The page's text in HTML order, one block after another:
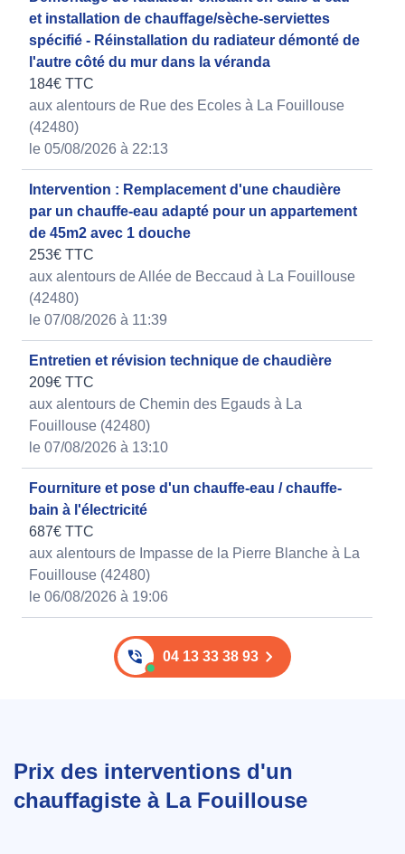
et installation de chauffage/sèche-serviettes
spécifié - Réinstallation du radiateur démonté de
l'autre côté du mur dans la véranda
184€ TTC
aux alentours de Rue des Ecoles à La Fouillouse
(42480)
le 05/08/2026 à 22:13
Intervention : Remplacement d'une chaudière
par un chauffe-eau adapté pour un appartement
de 45m2 avec 1 douche
253€ TTC
aux alentours de Allée de Beccaud à La Fouillouse
(42480)
le 07/08/2026 à 11:39
Entretien et révision technique de chaudière
209€ TTC
aux alentours de Chemin des Egauds à La
Fouillouse (42480)
le 07/08/2026 à 13:10
Fourniture et pose d'un chauffe-eau / chauffe-
bain à l'électricité
687€ TTC
aux alentours de Impasse de la Pierre Blanche à La
Fouillouse (42480)
le 06/08/2026 à 19:06
04 13 33 38 93
Prix des interventions d'un
chauffagiste à La Fouillouse